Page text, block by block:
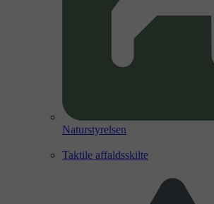
Naturstyrelsen
Taktile affaldsskilte